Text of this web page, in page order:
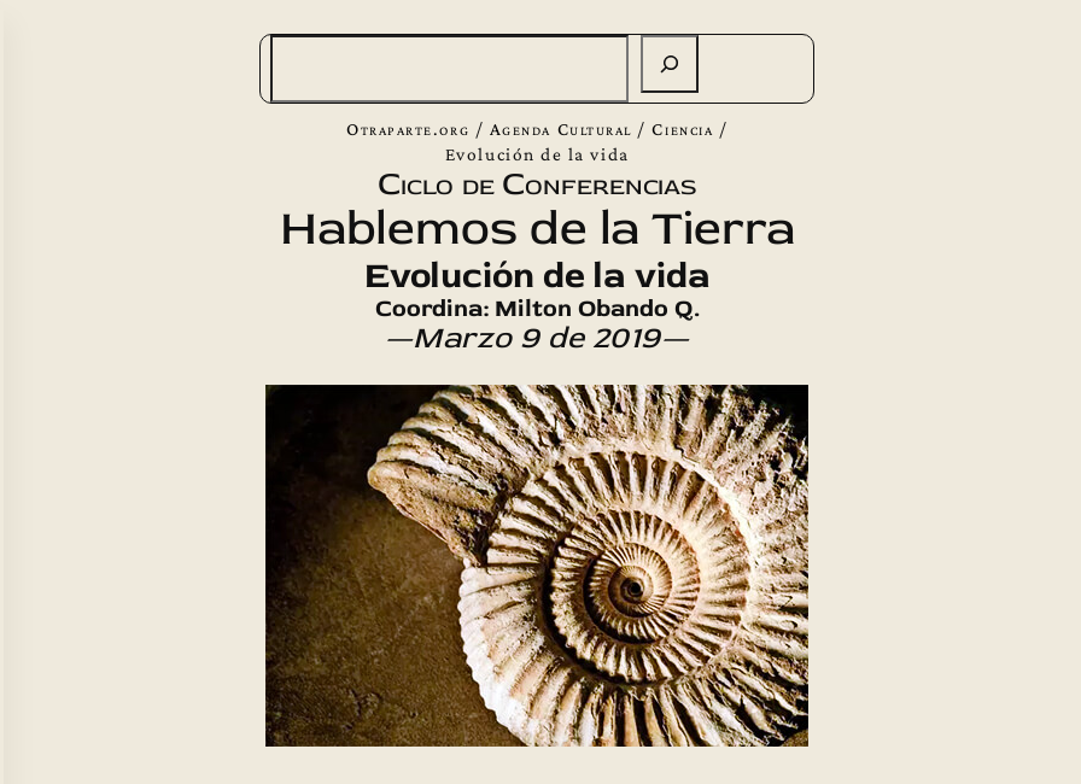
Otraparte.org / Agenda Cultural /Ciencia /
Evolución de la vida
Ciclo de Conferencias
Hablemos de la Tierra
Evolución de la vida
Coordina: Milton Obando Q.
—Marzo 9 de 2019—